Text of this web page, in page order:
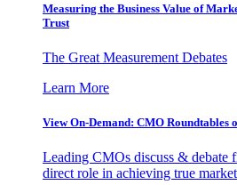
Measuring the Business Value of
Trust
The Great Measurement Debates
Learn More
View On-Demand: CMO Roundtables
Leading CMOs discuss & debate
direct role in achieving true